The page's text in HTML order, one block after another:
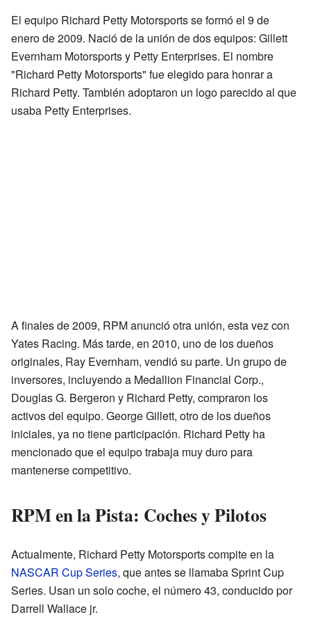
El equipo Richard Petty Motorsports se formó el 9 de
enero de 2009. Nació de la unión de dos equipos: Gillett
Evernham Motorsports y Petty Enterprises. El nombre
"Richard Petty Motorsports" fue elegido para honrar a
Richard Petty. También adoptaron un logo parecido al que
usaba Petty Enterprises.
A finales de 2009, RPM anunció otra unión, esta vez con
Yates Racing. Más tarde, en 2010, uno de los dueños
originales, Ray Evernham, vendió su parte. Un grupo de
inversores, incluyendo a Medallion Financial Corp.,
Douglas G. Bergeron y Richard Petty, compraron los
activos del equipo. George Gillett, otro de los dueños
iniciales, ya no tiene participación. Richard Petty ha
mencionado que el equipo trabaja muy duro para
mantenerse competitivo.
RPM en la Pista: Coches y Pilotos
Actualmente, Richard Petty Motorsports compite en la
NASCAR Cup Series, que antes se llamaba Sprint Cup
Series. Usan un solo coche, el número 43, conducido por
Darrell Wallace jr.